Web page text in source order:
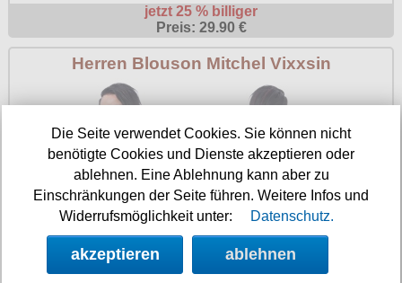
jetzt 25 % billiger
Preis: 29.90 €
Herren Blouson Mitchel Vixxsin
Die Seite verwendet Cookies. Sie können nicht
benötigte Cookies und Dienste akzeptieren oder
ablehnen. Eine Ablehnung kann aber zu
Einschränkungen der Seite führen. Weitere Infos und
Widerrufsmöglichkeit unter:
Datenschutz.
akzeptieren ablehnen